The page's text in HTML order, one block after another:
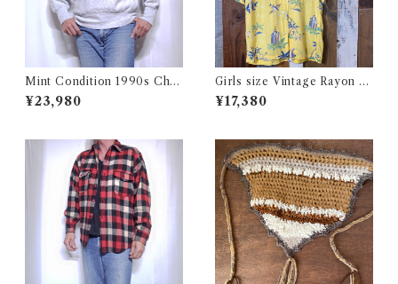
Mint Condition 1990s Cha
mpion Reverse Weave Size
L / チャンピオン リバースウ
¥23,980
Girls size Vintage Rayon H
awaiian Shirt / ガールズ サイ
ズ ヴィンテージ レーヨン ハワ
¥17,380